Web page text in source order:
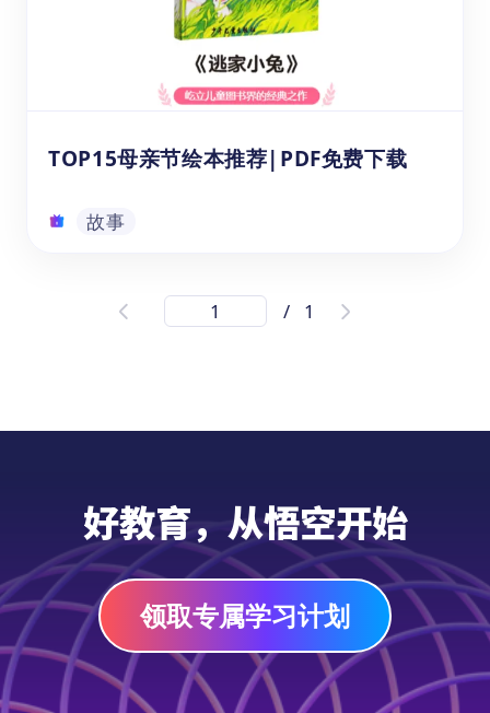
TOP15母亲节绘本推荐|PDF免费下载
故事
TOP15母亲节绘本推荐|PDF免费下载
母亲节绘本推荐，《了不起的妈妈》经典亲子
陪伴等主题，帮助孩子理解亲情内涵，培养共
《逃家小兔》等经典故事中感受爱的力量。可
以立即免费下载，让阅读成为母亲节最好的礼
物！
/ 1
好教育，从悟空开始
领取专属学习计划